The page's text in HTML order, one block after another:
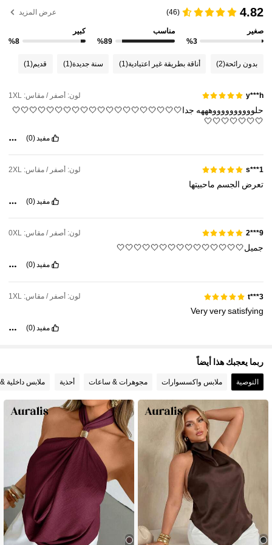
4.82
(46) عرض المزيد
صغير
%3
مناسب
%89
كبير
%8
بدون رائحة(2) أناقة بطريقة غير اعتيادية(1) سنة جديدة(1) قديم(1)
y***h لون: أصفر / مقاس: 1XL
حلووووووووووهههه جدا🤍🤍🤍🤍🤍🤍🤍🤍🤍🤍🤍🤍🤍🤍🤍🤍🤍🤍🤍🤍
🤍🤍🤍🤍🤍🤍🤍
مفيد(0)
s***1 لون: أصفر / مقاس: 2XL
تعرض الجسم ماحبيتها
مفيد(0)
9***2 لون: أصفر / مقاس: 0XL
جميل🤍🤍🤍🤍🤍🤍🤍🤍🤍🤍🤍🤍🤍🤍🤍
مفيد(0)
t***3 لون: أصفر / مقاس: 1XL
Veryverysatisfying
مفيد(0)
ربما يعجبك هذا أيضاً
التوصية ملابس واكسسوارات مجوهرات & ساعات أحذية ملابس داخلية